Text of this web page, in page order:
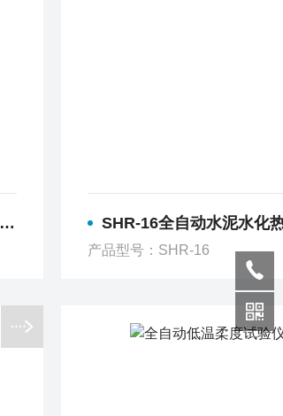
SHR-16全自动水泥水化热测
产品型号：SHR-16